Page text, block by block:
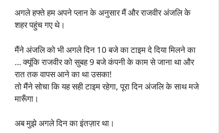
अगले हफ्ते हम अपने प्लान के अनुसार मैं और राजवीर अंजलि के
शहर पहुंच गए थे।
मैंने अंजलि को भी अगले दिन 10 बजे का टाइम दे दिया मिलने का
… क्यूंकि राजवीर को सुबह 9 बजे कंपनी के काम से जाना था और
रात तक वापस आने का था उसका!
तो मैंने सोचा कि यह सही टाइम रहेगा, पूरा दिन अंजलि के साथ मजे
मारूँगा।
अब मुझे अगले दिन का इंतज़ार था।